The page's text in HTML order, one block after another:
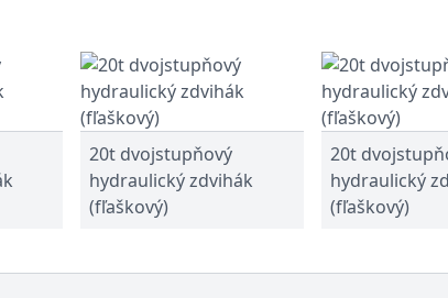
20t dvojstupňový
hydraulický zdvihák
(fľaškový)
20t
hydraulický
(fľaškový)